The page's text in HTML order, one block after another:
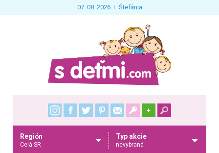
07. 08. 2026 Štefánia
+
Región
Celá SR
Typ akcie
nevybraná